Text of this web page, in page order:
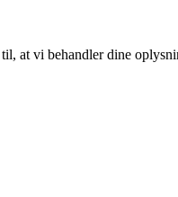
at vi behandler dine